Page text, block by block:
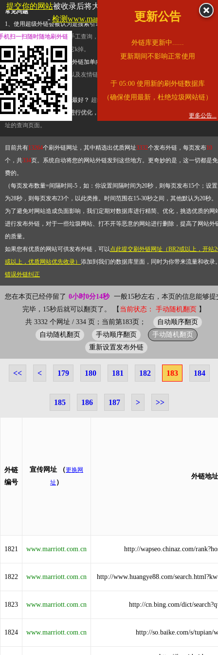
常见问题
1、使用超级外链会被认为是搜索引擎优化作弊吗？ 超级外链只是一个简便而集成
查询工具，模拟的是正常手工查询，不是作弊。如果是作弊，那您可以使用超级外
推广竞争对手的网址，让它k掉。
2、网站优化单纯依靠超级外链加单向链接可行吗？
链，需要结合普通的外链以及友情链接，您可以到站长论坛发布外链，到友情链接
台交换友情链接。
3、如何使用超级外链效果最好？ 超级外链不同于普通的外链，它是动态的链接，
有频繁使用超级外链工具进行优化，才能获得稳定的外链
，最终使搜索引擎收录带
址的查询页面。
目前共有13264个刷外链网址，其中精选出优质网址3332个发布外链，每页发布10
个，共334页。系统自动将您的网站外链发到这些地方。更奇妙的是，这一切都是免
费的。
（每页发布数量=间隔时间-5，如：你设置间隔时间为20秒，则每页发布15个；设置
为28秒，则每页发布23个，以此类推。时间范围在15-30秒之间，其他默认为20秒
为了避免对网站造成负面影响，我们定期对数据库进行精简、优化，挑选优质的网
进行发布外链，对于一些垃圾网站、打不开等恶意的网站进行删除，提高了网站外
的质量。
如果您有优质的网站可供发布外链，可以点此提交刷外链网址（BR2或以上，开站
或以上，优质网站优先收录） 添加到我们的数据库里面，同时为你带来流量和收录
错误外链纠正
您在本页已经停留了 0小时0分14秒 一般15秒左右，本页的信息能够提
完毕，15秒后就可以翻页了。 【 当前状态： 手动随机翻页 】
共 3332 个网址 / 334 页；当前第183页；
自动顺序翻页
自动随机翻页
手动顺序翻页
手动随机翻页
重新设置发布外链
<< < 179 180 181 182 183 184
185 186 187 > >>
外链
编号
宣传网址 （更换网
址 ）
外链地址
1821 www.marriott.com.cn http://wapseo.chinaz.com/
1822 www.marriott.com.cn http://www.huangye88.com/
1823 www.marriott.com.cn http://cn.bing.com/dict/
1824 www.marriott.com.cn http://so.baike.com/s/tupian/
提交你的网站被收录后将大幅提升流量和外链，
查看展示页面
- 检测www.marriott.com.cn是否收录
更新公告
外链库更新中......
更新期间不影响正常使用
于 05:00 使用新的刷外链数据库
（确保使用最新，杜绝垃圾网站链）
更多公告...
机扫一扫随时随地刷外链